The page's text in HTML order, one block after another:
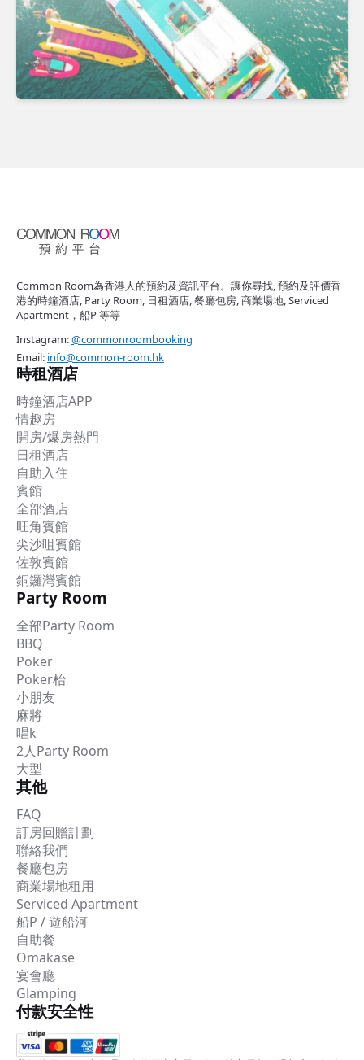
Common Room為香港人的預約及資訊平台。讓你尋找, 預約及評價香
港的時鐘酒店, Party Room, 日租酒店, 餐廳包房, 商業場地, Serviced
Apartment，船P 等等
Instagram:@commonroombooking
Email: info@common-room.hk
時租酒店
時鐘酒店APP
情趣房
開房/爆房熱門
日租酒店
自助入住
賓館
全部酒店
旺角賓館
尖沙咀賓館
佐敦賓館
銅鑼灣賓館
Party Room
全部Party Room
BBQ
Poker
Poker枱
小朋友
麻將
唱k
2人Party Room
大型
其他
FAQ
訂房回贈計劃
聯絡我們
餐廳包房
商業場地租用
Serviced Apartment
船P / 遊船河
自助餐
Omakase
宴會廳
Glamping
付款安全性